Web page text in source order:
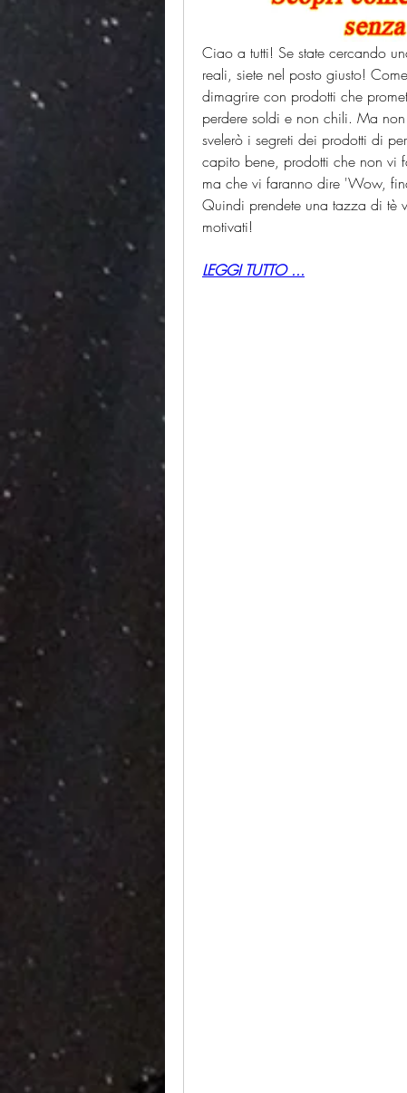
Ciao a tutti! Se state cercando
reali, siete nel posto giusto!
dimagrire con prodotti che
perdere soldi e non chili. Ma
svelerò i segreti dei prodotti di
capito bene, prodotti che non vi
ma che vi faranno dire 'Wow,
Quindi prendete una tazza di tè
motivati!
LEGGI TUTTO ...